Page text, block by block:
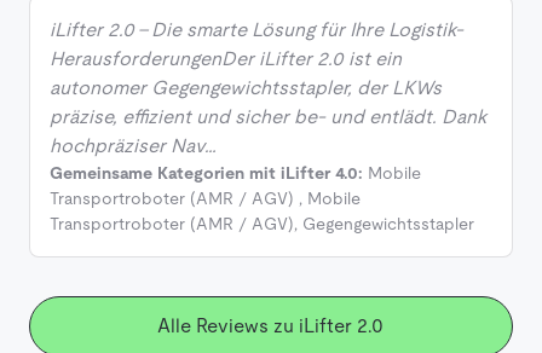
iLifter 2.0 – Die smarte Lösung für Ihre Logistik-
HerausforderungenDer iLifter 2.0 ist ein
autonomer Gegengewichtsstapler, der LKWs
präzise, effizient und sicher be- und entlädt. Dank
hochpräziser Nav…
Gemeinsame Kategorien mit iLifter 4.0: Mobile
Transportroboter (AMR / AGV) , Mobile
Transportroboter (AMR / AGV), Gegengewichtsstapler
Alle Reviews zu iLifter 2.0